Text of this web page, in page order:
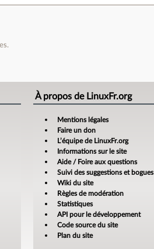
À propos de LinuxFr.org
Mentions légales
Faire un don
L’équipe de LinuxFr.org
Informations sur le site
Aide / Foire aux questions
Suivi des suggestions et bogues
Wiki du site
Règles de modération
Statistiques
API pour le développement
Code source du site
Plan du site